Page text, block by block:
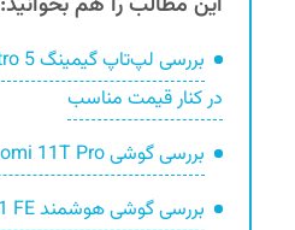
در کنار قیمت مناسب
بررسی گوشی Xiaomi 11T Pro؛ جادوگر شیائومی